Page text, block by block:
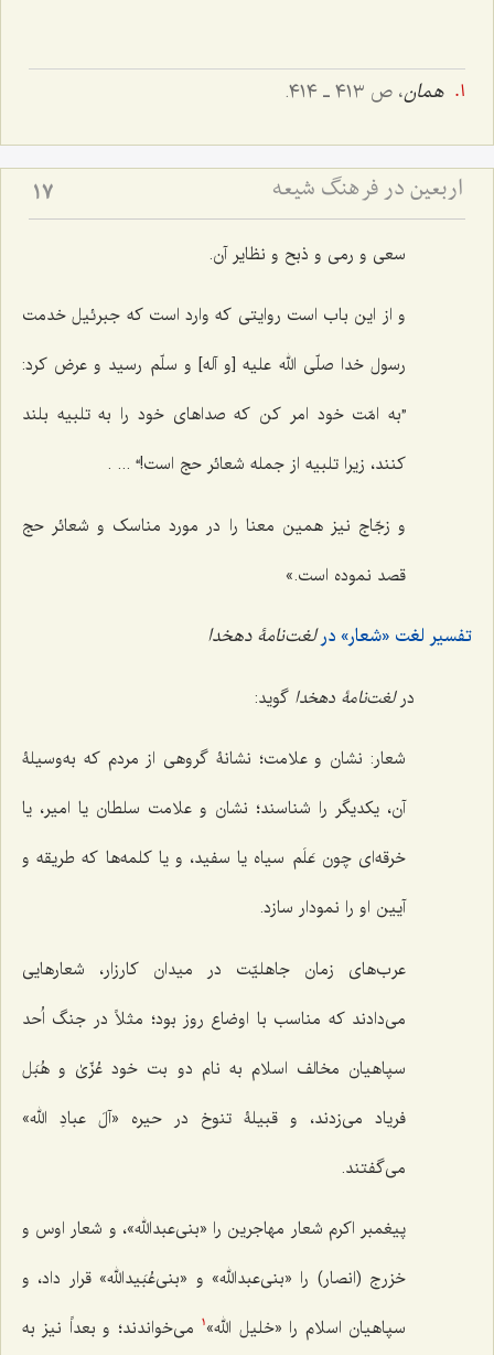
همان، ص ٤١٣ ـ ٤١٤.
اربعین در فرهنگ شیعه 17
سعی و رمی و ذبح و نظایر آن.
و از این باب است روایتی که وارد است که جبرئیل خدمت
رسول خدا صلّی الله علیه [و آله] و سلّم رسید و عرض کرد:
”به امّت خود امر کن که صداهای خود را به تلبیه بلند
کنند، زیرا تلبیه از جمله شعائر حج است!“ ... .
و زجّاج نیز همین معنا را در مورد مناسک و شعائر حج
قصد نموده است.»
تفسیر لغت «شعار» درلغت‌نامۀ دهخدا
درلغت‌نامۀ دهخدا گوید:
شعار: نشان و علامت؛ نشانۀ گروهی از مردم که به‌وسیلۀ
آن، یکدیگر را شناسند؛ نشان و علامت سلطان یا امیر، یا
خرقه‌ای چون عَلَم سیاه یا سفید، و یا کلمه‌ها که طریقه و
آیین او را نمودار سازد.
عرب‌های زمان جاهلیّت در میدان کارزار، شعارهایی
می‌دادند که مناسب با اوضاع روز بود؛ مثلاً در جنگ اُحد
سپاهیان مخالف اسلام به نام دو بت خود عُزّیٰ و هُبَل
فریاد می‌زدند، و قبیلۀ تنوخ در حیره «آلَ عبادِ الله»
می‌گفتند.
پیغمبر اکرم شعار مهاجرین را «بنی‌عبدالله»، و شعار اوس و
خزرج (انصار) را «بنی‌عبدالله» و «بنی‌عُبَیدالله» قرار داد، و
سپاهیان اسلام را «خلیل الله» 1
می‌خواندند؛ و بعداً نیز به